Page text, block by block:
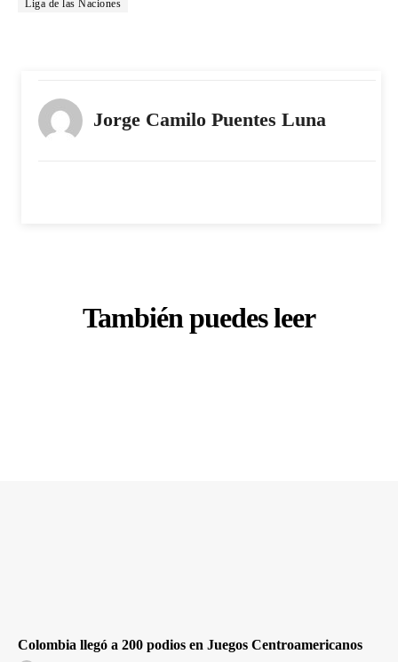
Liga de las Naciones
Jorge Camilo Puentes Luna
También puedes leer
Colombia llegó a 200 podios en Juegos Centroamericanos